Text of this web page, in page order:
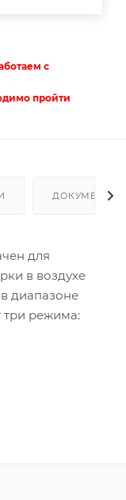
с
пройти
ДОКУМЕНТЫ
для
в воздухе
диапазоне
три режима: